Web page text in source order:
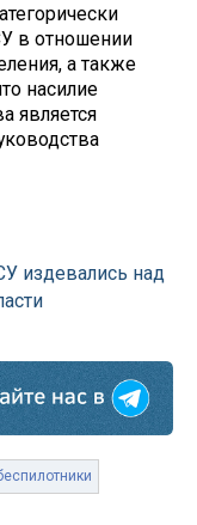
в отношении
а также
насилие
является
издевались над